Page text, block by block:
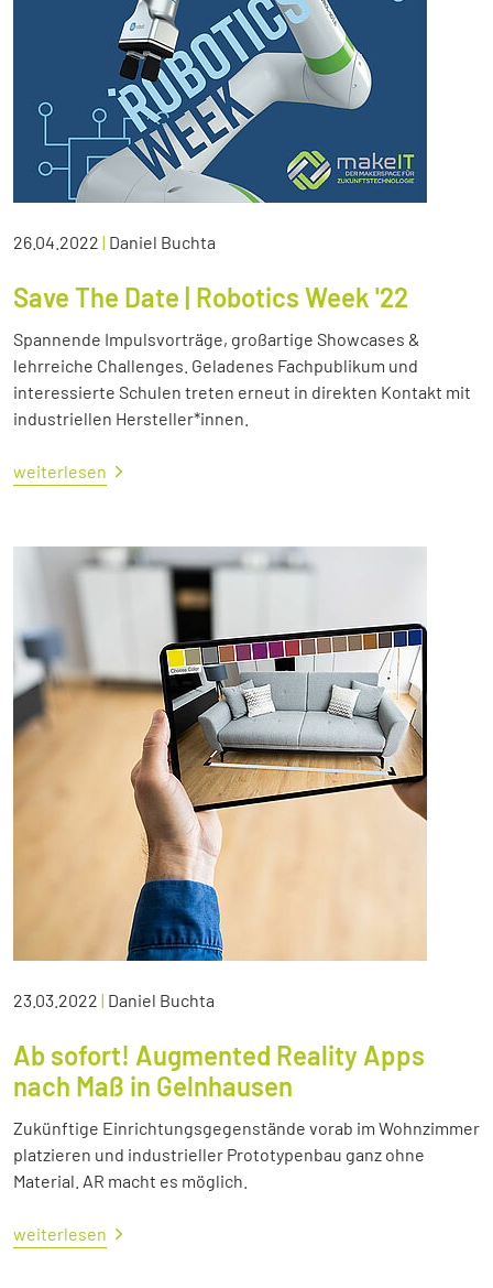
26.04.2022 | Daniel Buchta
Save The Date | Robotics Week '22
Spannende Impulsvorträge, großartige Showcases &
lehrreiche Challenges. Geladenes Fachpublikum und
interessierte Schulen treten erneut in direkten Kontakt mit
industriellen Hersteller*innen.
weiterlesen
23.03.2022 | Daniel Buchta
Ab sofort! Augmented Reality Apps
nach Maß in Gelnhausen
Zukünftige Einrichtungsgegenstände vorab im Wohnzimmer
platzieren und industrieller Prototypenbau ganz ohne
Material. AR macht es möglich.
weiterlesen